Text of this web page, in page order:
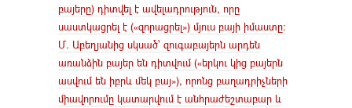
բայերը) դիտվել է ավելադրություն, որը
սաստկացրել է («զորացրել») մյուս բայի իմաստը։
Մ. Աբեղյանից սկսած՝ զուգաբայերն արդեն
առանձին բայեր են դիտվում («երկու կից բայերն
ասվում են իբրև մեկ բայ»), որոնց բաղադրիչների
միավորումը կատարվում է անհրաժեշտաբար և